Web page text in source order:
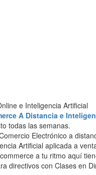
e Inteligencia Artificial
A Distancia e
todas las semanas.
Electrónico a
Artificial aplicada a
a tu ritmo aquí
directivos con Clases en